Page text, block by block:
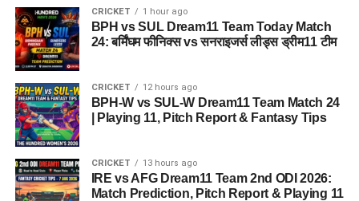
CRICKET 1 hour ago
BPH vs SUL Dream11 Team Today Match
24: बर्मिंघम फीनिक्स vs सनराइजर्स लीड्स ड्रीम11 टीम
CRICKET 12 hours ago
BPH-W vs SUL-W Dream11 Team Match 24
| Playing 11, Pitch Report & Fantasy Tips
CRICKET 13 hours ago
IRE vs AFG Dream11 Team 2nd ODI 2026:
Match Prediction, Pitch Report & Playing 11